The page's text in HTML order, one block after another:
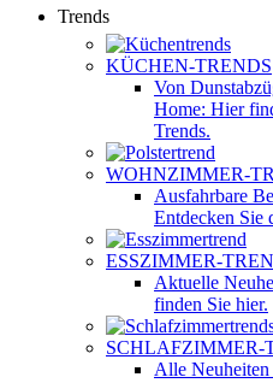
Trends
KÜCHEN-TRENDS
Von
Home: Hier
Trends.
WOHNZIMMER-
Ausfahrbare
Entdecken Sie
ESSZIMMER-
Aktuelle
finden Sie hier.
SCHLAFZIMMER-
Alle